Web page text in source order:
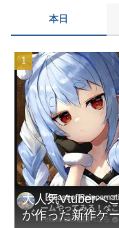
久保優太(38)、10代の
元EXILE・黒木啓司、
は全身打撲、頭部裂傷
【悲報】ラッパーさん
初ボーナスくらいしか
職場の人妻と不倫をし
【悲報】ポケポケ、1
【試合結果】阪神vs中
打2打点1HR】
ビートルズ、オアシス
オアルバムがOasisの
高市総理「物価上昇を
本日
大人気Vtuberぺ
が作った新作ゲ